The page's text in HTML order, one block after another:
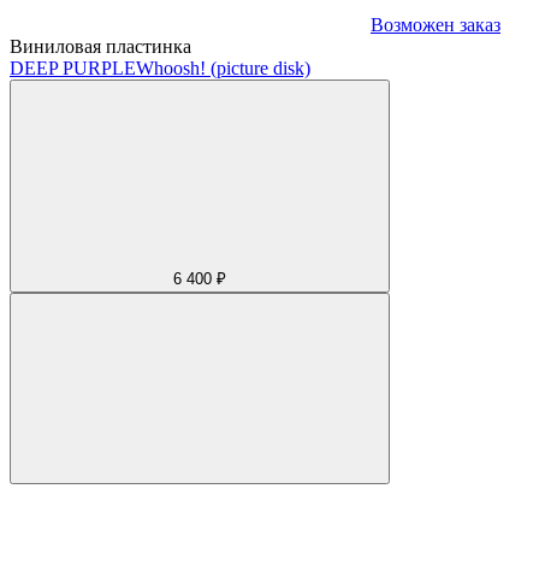
Возможен заказ
Виниловая пластинка
DEEP PURPLEWhoosh! (picture disk)
6 400 ₽